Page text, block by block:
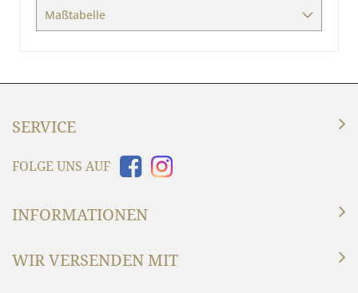
Maßtabelle
SERVICE
FOLGE UNS AUF
INFORMATIONEN
WIR VERSENDEN MIT